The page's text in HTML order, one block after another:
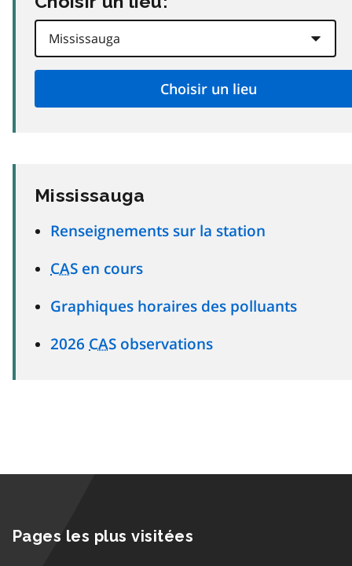
Mississauga
Renseignements sur la station
CAS en cours
Graphiques horaires des polluants
2026 CAS observations
Pages les plus visitées